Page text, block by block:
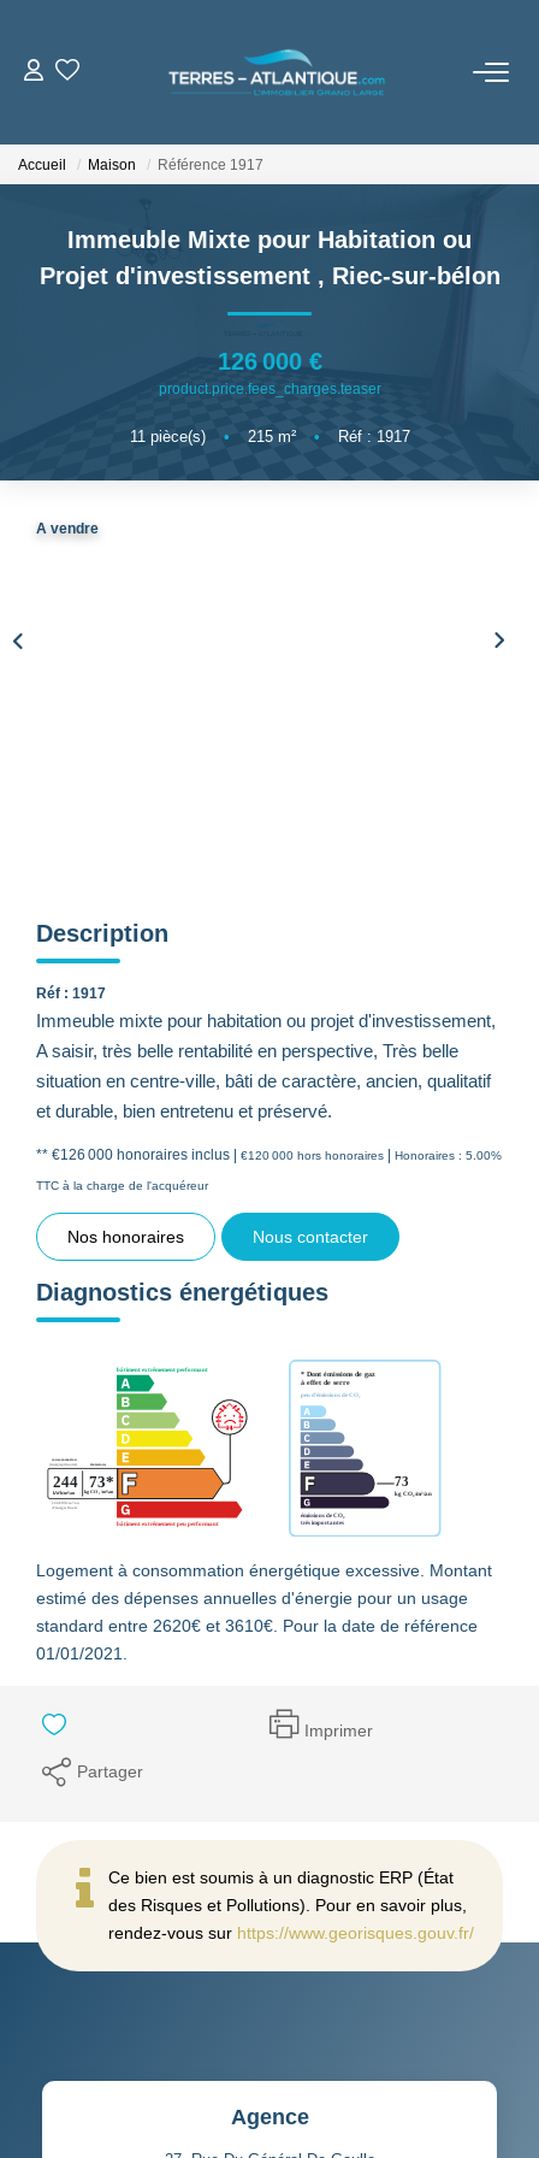
BIENS VENDUS
Notre Brochure
ESTIMATION
Accueil Maison Référence 1917
Immeuble Mixte pour Habitation ou
Projet d'investissement , Riec-sur-bélon
126 000 €
product.price.fees_charges.teaser
11 pièce(s) • 215m² • Réf : 1917
A vendre
Description
Réf : 1917
Immeuble mixte pour habitation ou projet d'investissement,
A saisir, très belle rentabilité en perspective, Très belle
situation en centre-ville, bâti de caractère, ancien, qualitatif
et durable, bien entretenu et préservé.
** €126 000 honoraires inclus | €120 000 hors honoraires | Honoraires : 5.00%
TTC à la charge de l'acquéreur
Nos honoraires Nous contacter
Diagnostics énergétiques
Logement à consommation énergétique excessive. Montant
estimé des dépenses annuelles d'énergie pour un usage
standard entre 2620€ et 3610€. Pour la date de référence
01/01/2021.
Imprimer
Partager
Ce bien est soumis à un diagnostic ERP (État
des Risques et Pollutions). Pour en savoir plus,
rendez-vous sur https://www.georisques.gouv.fr/
Agence